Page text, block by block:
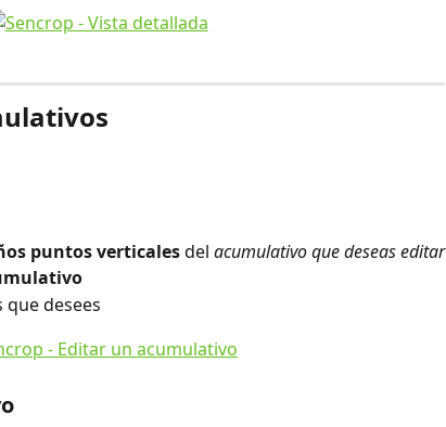
puntos verticales del acumulativo que deseas editar
desees